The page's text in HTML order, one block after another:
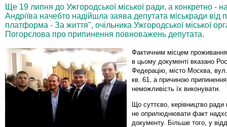
Ще 19 липня до Ужгородської міської ради, а конкретно -
Андріїва начебто надійшла заява депутата міськради від
платформа - За життя", очільника Ужгородської міської
Погорєлова про припинення повноважень депутата.
Фактичним місцем
в цьому документі вказано
Федерацію, місто Москва,
кв. 61, а причиною
неможливість їх виконувати.
Що суттєво, керівництво ради
не оприлюднювати факт
документу. Більше того, у